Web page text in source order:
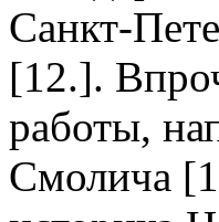
Санкт-
[12.].
работы,
Смолича